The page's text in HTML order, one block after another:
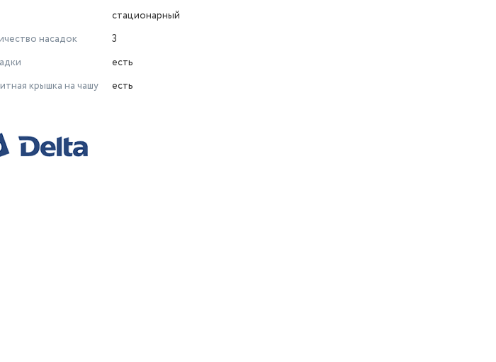
стационарный
насадок
3
есть
крышка на чашу
есть